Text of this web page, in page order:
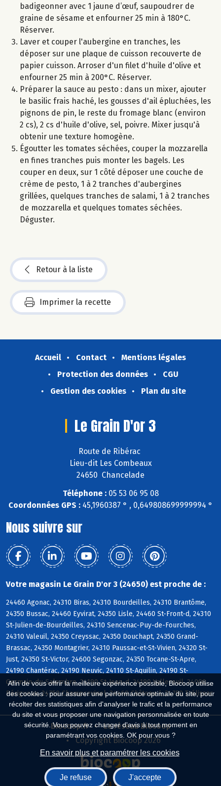
Afin de vous offrir la meilleure expérience possible, Biocoop utilise
des cookies : pour assurer une performance optimale du site, pour
récolter des statistiques afin d'analyser le trafic et la performance
du site et vous proposer une navigation personnalisée en toute
sécurité. Vous pouvez changer d'avis à tout moment en
paramétrant vos cookies. OK pour vous ?
En savoir plus et paramétrer les cookies
Je refuse J'accepte
badigeonner avec 1 jaune d’œuf, saupoudrer de
graine de sésame et enfourner 25 min à 180°C.
Réserver.
Laver et couper l'aubergine en tranches, les
déposer sur une plaque de cuisson recouverte de
papier cuisson. Arroser d'un filet d'huile d'olive et
enfourner 25 min à 200°C. Réserver.
Préparer la sauce au pesto : dans un mixer, ajouter
le basilic frais haché, les gousses d'ail épluchées, les
pignons de pin, le reste du fromage blanc (environ
2 cs), 2 cs d'huile d'olive, sel, poivre. Mixer jusqu'à
obtenir une texture homogène.
Égoutter les tomates séchées, couper la mozzarella
en fines tranches puis monter les bagels. Les
couper en deux, sur 1 côté déposer une couche de
crème de pesto, 1 à 2 tranches d'aubergines
grillées, quelques tranches de salami, 1 à 2 tranches
de mozzarella et quelques tomates séchées.
Déguster.
Retour à la liste
Imprimer la recette
Accueil Contact
Mentions légales
Protection des données
CGU
Gestion des cookies
Plan du site
Le Grain D'or 3
Route de Ribérac
Lieu-dit Les Combeaux
24650 Chancelade
Téléphone :05 53 06 95 08
Coordonnées GPS : 45,1960387 ° , 0,649808699999994 °
Nous suivre sur
Votre magasin Le Grain D'or 3 (24650) est proche de :
24460 Agonac, 24310 Biras, 24310 Bourdeilles, 24310 Brantôme,
24350 Bussac, 24460 Eyvirat, 24350 Lisle, 24460 St-Front-d, 24310
St-Julien-de-Bourdeilles, 24310 Sencenac-Puy-de-Fourches,
24310 Valeuil, 24350 Creyssac, 24350 Douchapt, 24350 Grand-
Brassac, 24350 Montagrier, 24310 Paussac-et-St-Vivien, 24320 St-
Just, 24350 St-Victor, 24600 Segonzac, 24350 Tocane-St-Apre,
24190 Chantérac, 24190 Neuvic, 24110 St-Aquilin, 24190 St-
Germain-du-Salembre, 24190 St-Jean-d, 24190 Vallereuil, 24000
Périgueux, 24750 Champcevinel, 24460 Château-l, 24750 Trélissac
Biocoop.fr
Le réseau Biocoop
Copyright Biocoop 2026